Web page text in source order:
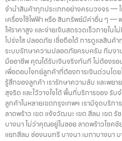
จำนำสินค้าทุกประเภทอย่างครบวงจร —
เครื่องใช้ไฟฟ้า หรือ สินทรัพย์มีค่าอื่น ๆ —
ให้ราคาสูง และจ่ายเงินสดรวดเร็วภายใน
โปร่งใส ปลอดภัย เชื่อถือได้ การดูแลสิน
ระบบรักษาความปลอดภัยครบครัน ทีมงา
มืออาชีพ คุณได้รับเงินจริงทันที ไม่ต้องรอ
เพื่อตอบโจทย์ลูกค้าที่ต้องการเงินด่วนโดย
รู้สึกของลูกค้า เรารักษาความลับ และพย
สุจริต และไว้วางใจได้ พื้นที่บริการของ รั
ลูกค้าในหลายเขตกรุงเทพฯ เรามีจุดบริก
ลาดพร้าว เขต แจ้งวัฒนะ เขต สีลม เขต รั
บางนา ไม่ว่าคุณอยู่ในซอย ลาดพร้าวโชค
แยกสีลม ช่องนนทรี บางนา เมกาบางนา